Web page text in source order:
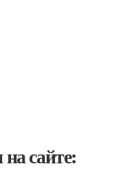
сайте: